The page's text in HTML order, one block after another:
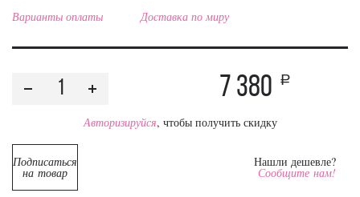
Варианты оплаты Доставка по миру
7 380 a
Авторизируйся, чтобы получить скидку
Подписаться
на товар
Нашли дешевле?
Сообщите нам!